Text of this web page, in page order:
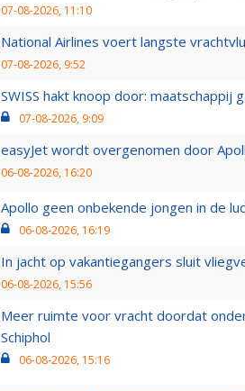
07-08-2026, 11:10
National Airlines voert langste
07-08-2026, 9:52
SWISS hakt knoop door:
07-08-2026, 9:09
easyJet wordt overgenomen door
06-08-2026, 16:20
Apollo geen onbekende jongen in de
06-08-2026, 16:19
In jacht op vakantiegangers sluit
06-08-2026, 15:56
Meer ruimte voor vracht doordat
Schiphol
06-08-2026, 15:16